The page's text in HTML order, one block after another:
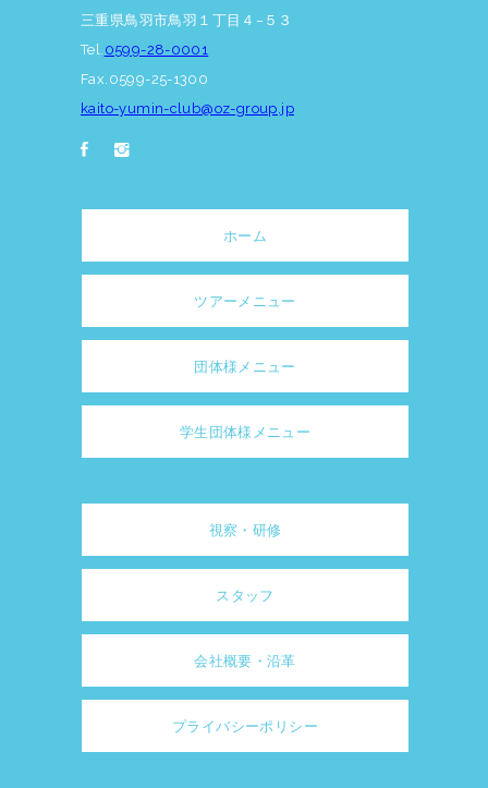
三重県鳥羽市鳥羽１丁目４−５３
Tel. 0599-28-0001
Fax.0599-25-1300
kaito-yumin-club@oz-group.jp
ホーム
ツアーメニュー
団体様メニュー
学生団体様メニュー
視察・研修
スタッフ
会社概要・沿革
プライバシーポリシー